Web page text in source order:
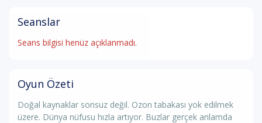
Seanslar
Seans bilgisi henüz açıklanmadı.
Oyun Özeti
Doğal kaynaklar sonsuz değil. Ozon tabakası yok edilmek
üzere. Dünya nüfusu hızla artıyor. Buzlar gerçek anlamda